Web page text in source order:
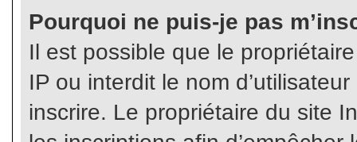
Pourquoi ne puis-je pas
Il est possible que le
IP ou interdit le nom
inscrire. Le propriétaire du site